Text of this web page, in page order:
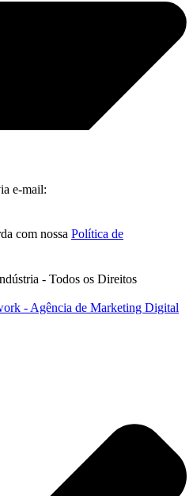
e-mail:
com nossa Política de
- Todos os Direitos
- Agência de Marketing Digital